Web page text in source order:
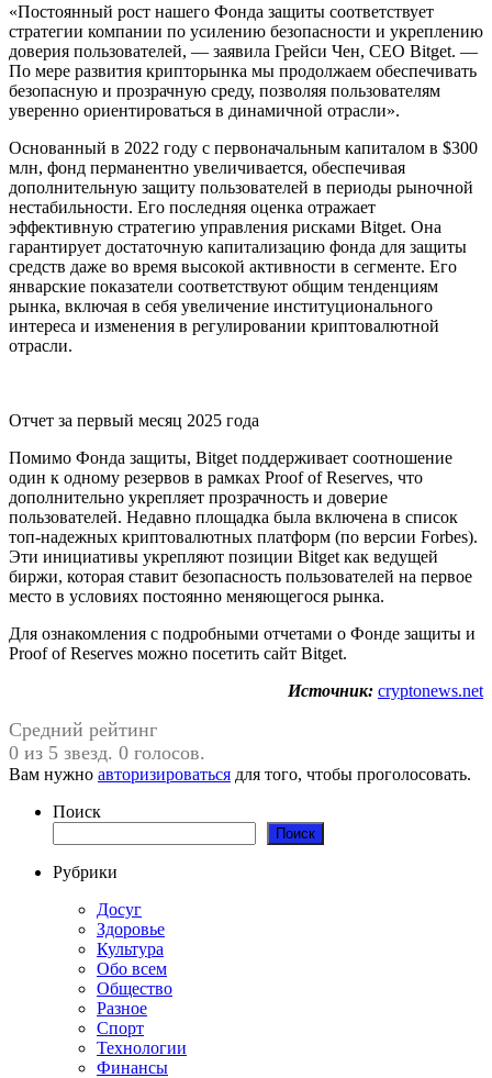
«Постоянный рост нашего Фонда защиты соответствует
стратегии компании по усилению безопасности и укреплению
доверия пользователей, — заявила Грейси Чен, CEO Bitget. —
По мере развития крипторынка мы продолжаем обеспечивать
безопасную и прозрачную среду, позволяя пользователям
уверенно ориентироваться в динамичной отрасли».
Основанный в 2022 году с первоначальным капиталом в $300
млн, фонд перманентно увеличивается, обеспечивая
дополнительную защиту пользователей в периоды рыночной
нестабильности. Его последняя оценка отражает
эффективную стратегию управления рисками Bitget. Она
гарантирует достаточную капитализацию фонда для защиты
средств даже во время высокой активности в сегменте. Его
январские показатели соответствуют общим тенденциям
рынка, включая в себя увеличение институционального
интереса и изменения в регулировании криптовалютной
отрасли.
Отчет за первый месяц 2025 года
Помимо Фонда защиты, Bitget поддерживает соотношение
один к одному резервов в рамках Proof of Reserves, что
дополнительно укрепляет прозрачность и доверие
пользователей. Недавно площадка была включена в список
топ-надежных криптовалютных платформ (по версии Forbes).
Эти инициативы укрепляют позиции Bitget как ведущей
биржи, которая ставит безопасность пользователей на первое
место в условиях постоянно меняющегося рынка.
Для ознакомления с подробными отчетами о Фонде защиты и
Proof of Reserves можно посетить сайт Bitget.
Источник: cryptonews.net
Средний рейтинг
0 из 5 звезд. 0 голосов.
Вам нужно авторизироваться для того, чтобы проголосовать.
Поиск
Поиск
Рубрики
Досуг
Здоровье
Культура
Обо всем
Общество
Разное
Спорт
Технологии
Финансы